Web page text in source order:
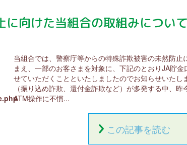
に向けた当組合の取組みについて
当組合では、警察庁等からの特殊詐欺被害の未然防止
まえ、一部のお客さまを対象に、下記のとおりJA貯金
せていただくことといたしましたのでお知らせいたし
（振り込め詐欺、還付金詐欺など）が多発する中、昨
ATM操作に不慣...
この記事を読む